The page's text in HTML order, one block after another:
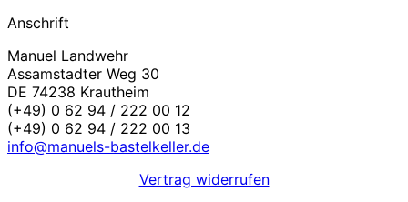
Anschrift
Manuel Landwehr
Assamstadter Weg 30
DE 74238 Krautheim
(+49) 0 62 94 / 222 00 12
(+49) 0 62 94 / 222 00 13
info@manuels-bastelkeller.de
Vertrag widerrufen